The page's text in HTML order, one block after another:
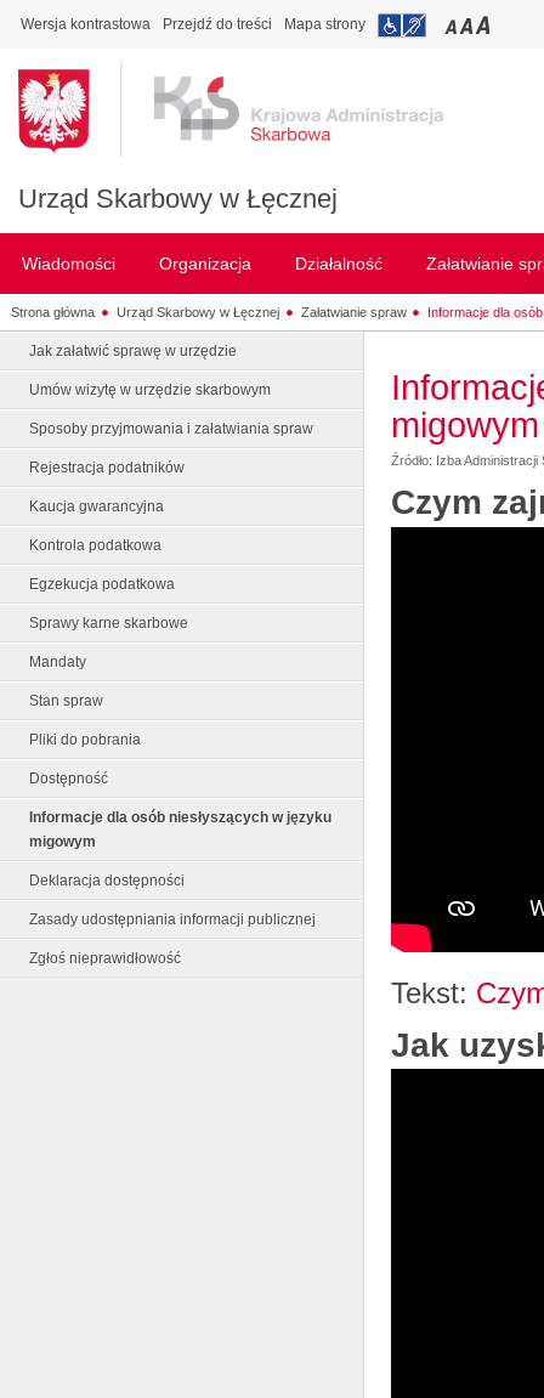
Wersja kontrastowa Przejdź do treści Mapa strony
Urząd Skarbowy w Łęcznej
Wiadomości Organizacja Działalność Załatwianie
Strona główna Urząd Skarbowy w Łęcznej Załatwianie spraw Informacje dla
Jak załatwić sprawę w urzędzie
Umów wizytę w urzędzie skarbowym
Sposoby przyjmowania i załatwiania spraw
Rejestracja podatników
Kaucja gwarancyjna
Kontrola podatkowa
Egzekucja podatkowa
Sprawy karne skarbowe
Mandaty
Stan spraw
Pliki do pobrania
Dostępność
Informacje dla osób niesłyszących w języku
migowym
Deklaracja dostępności
Zasady udostępniania informacji publicznej
Zgłoś nieprawidłowość
migowym
Źródło: Izba
Czym
Tekst:
Jak